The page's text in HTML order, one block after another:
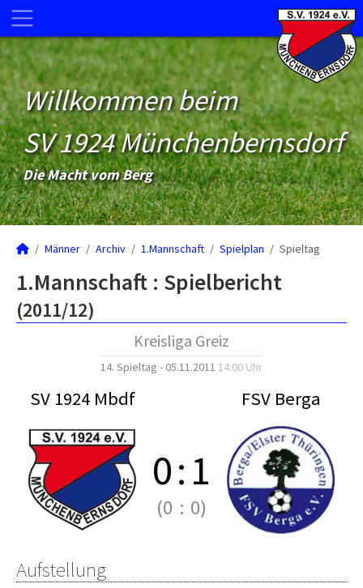
Willkommen beim
SV 1924 Münchenbernsdorf
Die Macht vom Berg
Männer Archiv 1.Mannschaft Spielplan Spieltag
1.Mannschaft : Spielbericht
(2011/12)
Kreisliga Greiz
14. Spieltag - 05.11.2011 14:00 Uhr
SV 1924 Mbdf FSV Berga
0:1
(0 : 0)
Aufstellung